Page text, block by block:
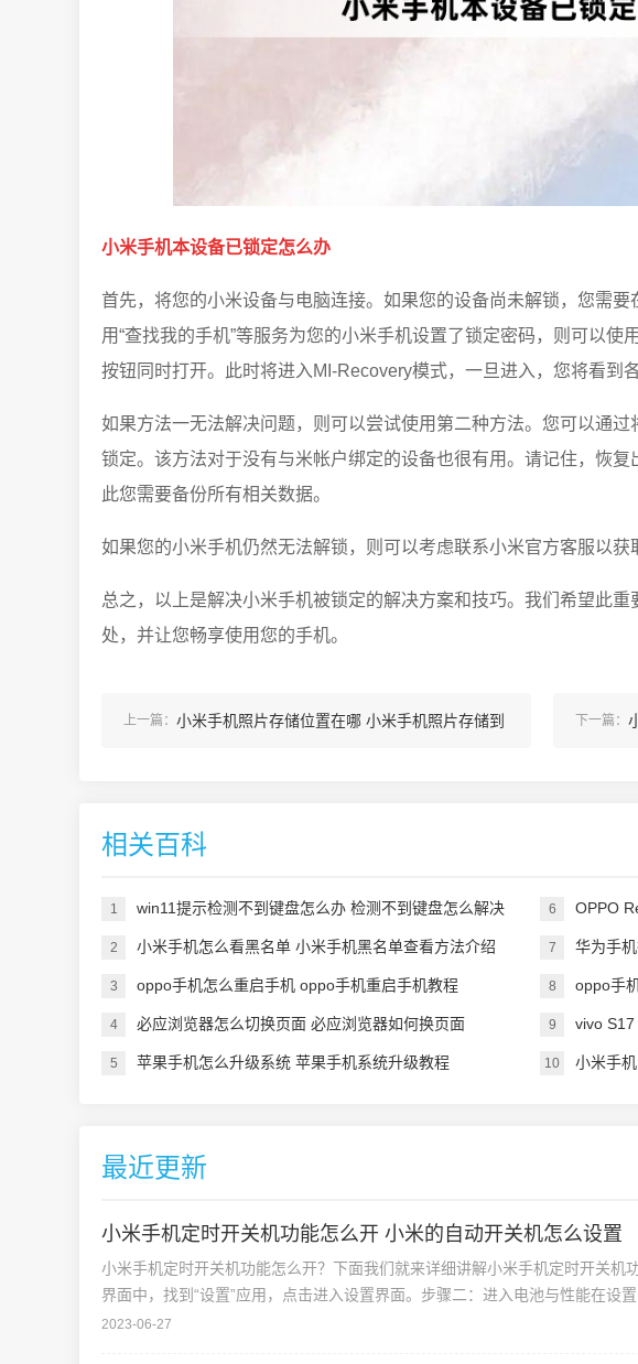
小米手机本设备已锁定怎么办
首先，将您的小米设备与电脑连接。如果您的设备尚未解锁，您需
用“查找我的手机”等服务为您的小米手机设置了锁定密码，则可以使
按钮同时打开。此时将进入MI-Recovery模式，一旦进入，您将看到
如果方法一无法解决问题，则可以尝试使用第二种方法。您可以通
锁定。该方法对于没有与米帐户绑定的设备也很有用。请记住，恢
此您需要备份所有相关数据。
如果您的小米手机仍然无法解锁，则可以考虑联系小米官方客服以获
总之，以上是解决小米手机被锁定的解决方案和技巧。我们希望此
处，并让您畅享使用您的手机。
上一篇： 小米手机照片存储位置在哪 小米手机照片存储到 下一篇：
相关百科
1 win11提示检测不到键盘怎么办 检测不到键盘怎么解决
2 小米手机怎么看黑名单 小米手机黑名单查看方法介绍
3 oppo手机怎么重启手机 oppo手机重启手机教程
4 必应浏览器怎么切换页面 必应浏览器如何换页面
5 苹果手机怎么升级系统 苹果手机系统升级教程
6 OPPO
换5G网
7 华为手
8 oppo手
9 vivo
10 小米手
最近更新
小米手机定时开关机功能怎么开 小米的自动开关机怎么设置
小米手机定时开关机功能怎么开？下面我们就来详细讲解小米手机定时开关机
界面中，找到“设置”应用，点击进入设置界面。步骤二：进入电池与性能在设
2023-06-27